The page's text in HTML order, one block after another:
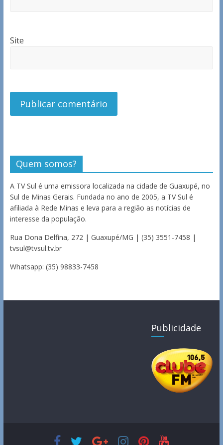
Site
Quem somos?
A TV Sul é uma emissora localizada na cidade de Guaxupé, no
Sul de Minas Gerais. Fundada no ano de 2005, a TV Sul é
afiliada à Rede Minas e leva para a região as notícias de
interesse da população.
Rua Dona Delfina, 272 | Guaxupé/MG | (35) 3551-7458 |
tvsul@tvsul.tv.br
Whatsapp: (35) 98833-7458
Publicidade